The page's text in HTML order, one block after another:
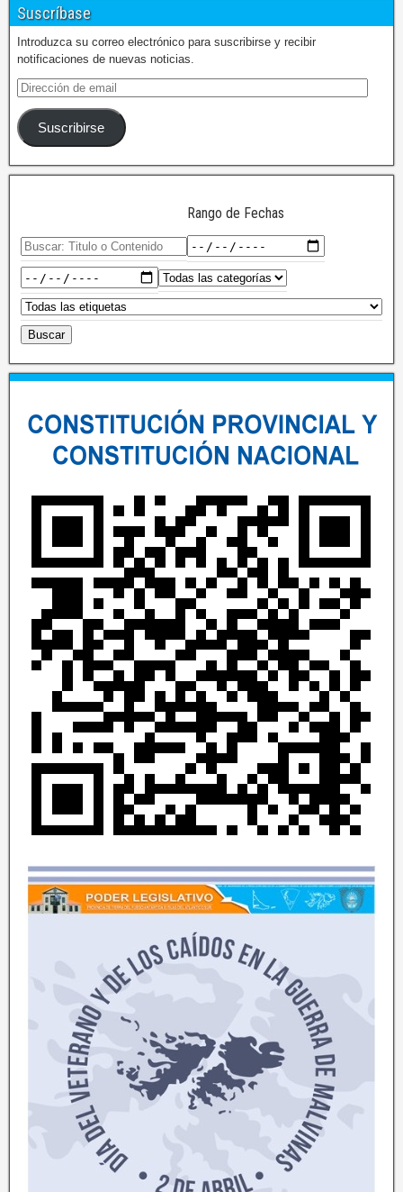
Suscríbase
Introduzca su correo electrónico para suscribirse y recibir
notificaciones de nuevas noticias.
Suscribirse
Rango de Fechas